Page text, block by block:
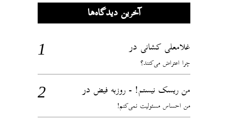
آخرین دیدگاه‌ها
غلامعلی کشانی در
چرا اعتراض می‌کنند؟
من ریسک نیستم! - روزبه فیض در
من احساس مسئولیت نمی‌کنم!